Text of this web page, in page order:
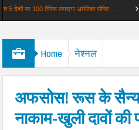
पर 100 टैरिफ लगाएगा अमेरिका सीनेट … अहम:
Home नेश्नल
अफसोस! रूस के सैन्य
नाकाम-खुली दावों की